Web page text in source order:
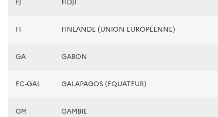
FI FINLANDE (UNION EUROPÉENNE)
GA GABON
EC-GAL GALAPAGOS (EQUATEUR)
GM GAMBIE